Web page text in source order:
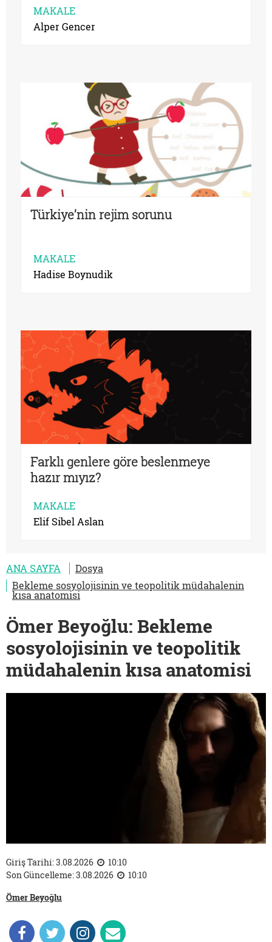
MAKALE
Alper Gencer
Türkiye’nin rejim sorunu
MAKALE
Hadise Boynudik
Farklı genlere göre beslenmeye
hazır mıyız?
MAKALE
Elif Sibel Aslan
ANA SAYFA
Dosya
Bekleme sosyolojisinin ve teopolitik müdahalenin
kısa anatomisi
Ömer Beyoğlu: Bekleme
sosyolojisinin ve teopolitik
müdahalenin kısa anatomisi
Giriş Tarihi: 3.08.2026
10:10
Son Güncelleme: 3.08.2026
10:10
Ömer Beyoğlu